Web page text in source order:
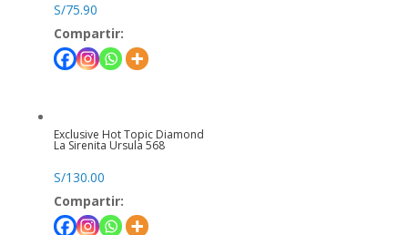
S/75.90
Compartir:
Exclusive Hot Topic Diamond
La Sirenita Ursula 568
S/130.00
Compartir: